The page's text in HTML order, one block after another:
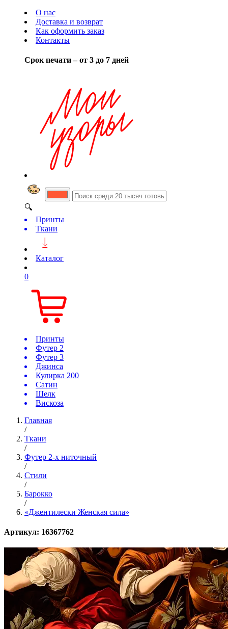
О нас
Доставка и возврат
Как оформить заказ
Контакты
Срок печати – от 3 до 7 дней
🔍
Принты
Ткани
Каталог
0
Принты
Футер 2
Футер 3
Джинса
Кулирка 200
Сатин
Шелк
Вискоза
Главная
/
Ткани
/
Футер 2-х ниточный
/
Стили
/
Барокко
/
«Джентилески Женская сила»
Артикул: 16367762